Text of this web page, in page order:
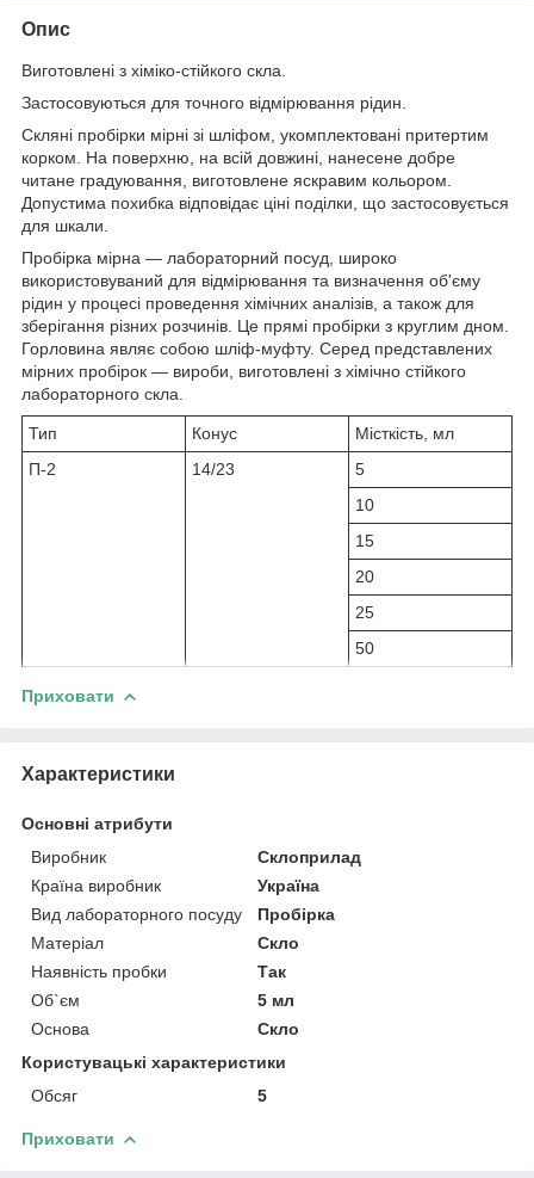
Опис
Виготовлені з хіміко-стійкого скла.
Застосовуються для точного відмірювання рідин.
Скляні пробірки мірні зі шліфом, укомплектовані притертим
корком. На поверхню, на всій довжині, нанесене добре
читане градуювання, виготовлене яскравим кольором.
Допустима похибка відповідає ціні поділки, що застосовується
для шкали.
Пробірка мірна — лабораторний посуд, широко
використовуваний для відмірювання та визначення об'єму
рідин у процесі проведення хімічних аналізів, а також для
зберігання різних розчинів. Це прямі пробірки з круглим дном.
Горловина являє собою шліф-муфту. Серед представлених
мірних пробірок — вироби, виготовлені з хімічно стійкого
лабораторного скла.
Тип Конус
Місткість, мл
П-2
14/23
5
10
15
20
25
50
Приховати
Характеристики
Основні атрибути
Виробник
Склоприлад
Країна виробник
Україна
Вид лабораторного посуду
Пробірка
Матеріал
Скло
Наявність пробки
Так
Об`єм
5 мл
Основа
Скло
Користувацькi характеристики
Обсяг
5
Приховати